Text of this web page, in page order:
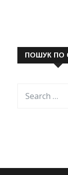
ПОШУК ПО